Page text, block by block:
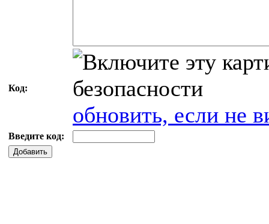
Код:
обновить, если не
Введите код:
Добавить